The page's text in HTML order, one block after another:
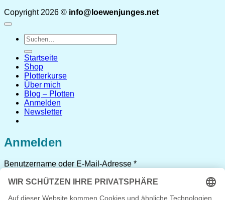
Copyright 2026 © info@loewenjunges.net
Suchen
nach:
Startseite
Shop
Plotterkurse
Über mich
Blog – Plotten
Anmelden
Newsletter
Anmelden
Benutzername oder E-Mail-Adresse *Erforderlich